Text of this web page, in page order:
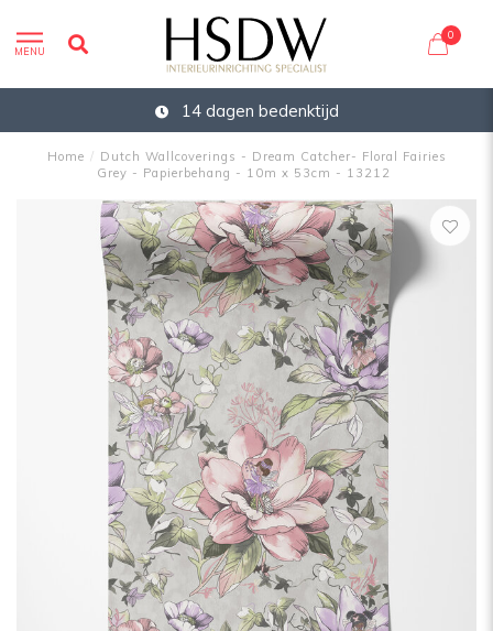
MENU
0
14 dagen bedenktijd
Home / Dutch Wallcoverings - Dream Catcher- Floral Fairies
Grey - Papierbehang - 10m x 53cm - 13212